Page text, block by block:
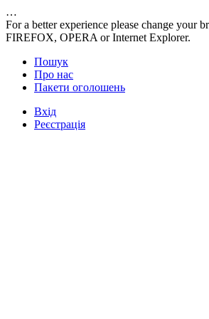
…
For a better experience please change your
FIREFOX, OPERA or Internet Explorer.
Пошук
Про нас
Пакети оголошень
Вхід
Реєстрація